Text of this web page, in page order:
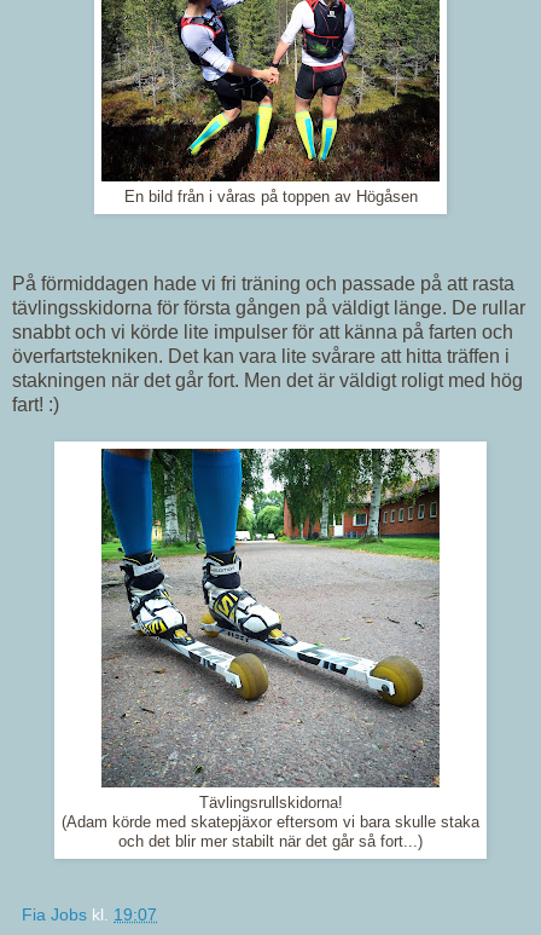
En bild från i våras på toppen av Högåsen
På förmiddagen hade vi fri träning och passade på att rasta
tävlingsskidorna för första gången på väldigt länge. De rullar
snabbt och vi körde lite impulser för att känna på farten och
överfartstekniken. Det kan vara lite svårare att hitta träffen i
stakningen när det går fort. Men det är väldigt roligt med hög
fart! :)
Tävlingsrullskidorna!
(Adam körde med skatepjäxor eftersom vi bara skulle staka
och det blir mer stabilt när det går så fort...)
Fia Jobs kl. 19:07